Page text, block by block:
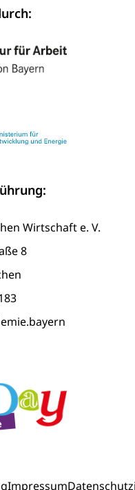
Wirtschaft e. V.
8
Impressum